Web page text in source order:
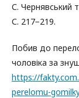
С. Чернявський
С. 217−219.
Побив до
чоловіка за
https://
perelomu-